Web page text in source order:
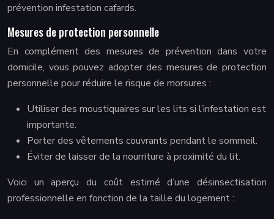
prévention infestation cafards.
Mesures de protection personnelle
En complément des mesures de prévention dans votre
domicile, vous pouvez adopter des mesures de protection
personnelle pour réduire le risque de morsures :
Utiliser des moustiquaires sur les lits si l’infestation est
importante.
Porter des vêtements couvrants pendant le sommeil.
Éviter de laisser de la nourriture à proximité du lit.
Voici un aperçu du coût estimé d’une désinsectisation
professionnelle en fonction de la taille du logement :